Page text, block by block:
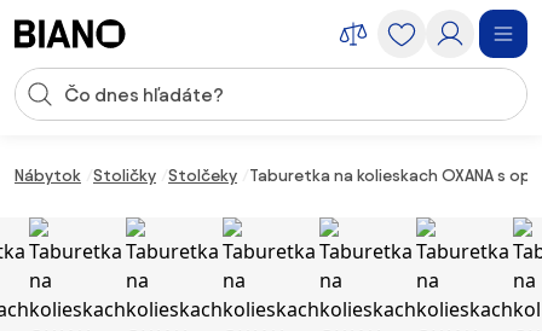
Vstup pre vyhľadávanie
Nábytok Stoličky Stolčeky Taburetka na kolieskach OXANA s